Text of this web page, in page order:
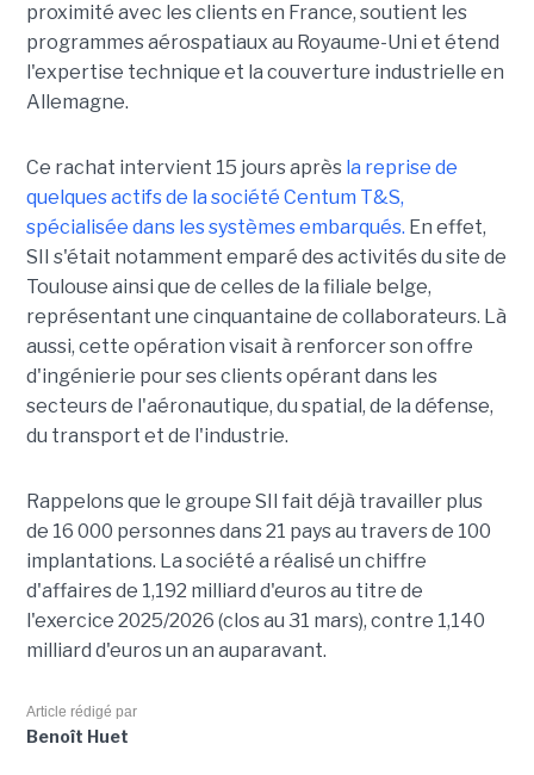
proximité avec les clients en France, soutient les
programmes aérospatiaux au Royaume-Uni et étend
l'expertise technique et la couverture industrielle en
Allemagne.
Ce rachat intervient 15 jours après la reprise de
quelques actifs de la société Centum T&S,
spécialisée dans les systèmes embarqués. En effet,
SII s'était notamment emparé des activités du site de
Toulouse ainsi que de celles de la filiale belge,
représentant une cinquantaine de collaborateurs. Là
aussi, cette opération visait à renforcer son offre
d'ingénierie pour ses clients opérant dans les
secteurs de l'aéronautique, du spatial, de la défense,
du transport et de l'industrie.
Rappelons que le groupe SII fait déjà travailler plus
de 16 000 personnes dans 21 pays au travers de 100
implantations. La société a réalisé un chiffre
d'affaires de 1,192 milliard d'euros au titre de
l'exercice 2025/2026 (clos au 31 mars), contre 1,140
milliard d'euros un an auparavant.
Article rédigé par
Benoît Huet